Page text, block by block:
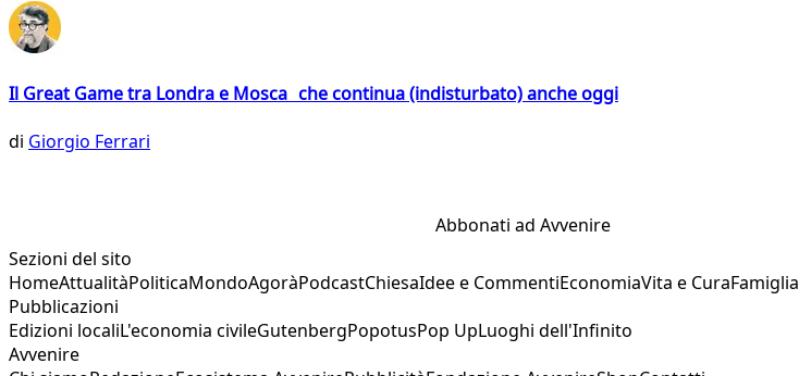
Il Great Game tra Londra e Mosca che continua (indisturbato) anche oggi
di Giorgio Ferrari
Abbonati ad Avvenire
Sezioni del sito
HomeAttualitàPoliticaMondoAgoràPodcastChiesaIdee e CommentiEconomiaVita e CuraFamiglia
Pubblicazioni
Edizioni localiL'economia civileGutenbergPopotusPop UpLuoghi dell'Infinito
Avvenire